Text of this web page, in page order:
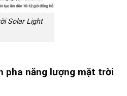
Solar Light
pha năng lượng mặt trời